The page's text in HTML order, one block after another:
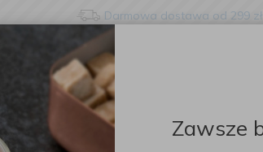
Darmowa dostawa od 299 zł
DEKORACJE ZAPACHY
Change language?
We've detected that your browser
switch to the English version of our website?
Zawsze